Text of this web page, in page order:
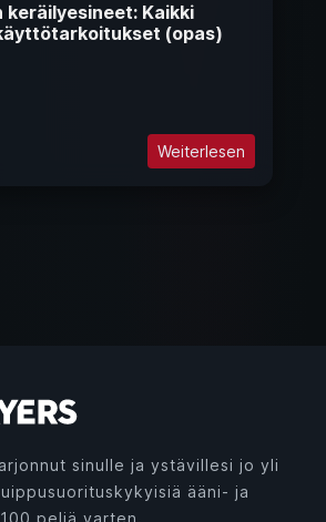
Kaikki
(opas)
Weiterlesen
sinulle ja ystävillesi jo yli
ääni- ja
peliä varten.